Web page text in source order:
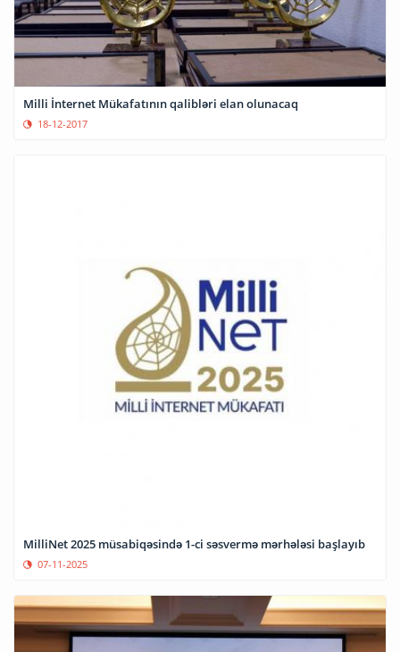
Milli İnternet Mükafatının qalibləri elan olunacaq
18-12-2017
MilliNet 2025 müsabiqəsində 1-ci səsvermə mərhələsi başlayıb
07-11-2025